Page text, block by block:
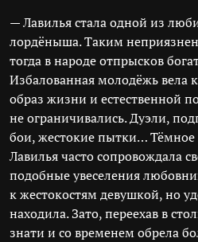
— Лавилья стала одной из
лордёныша. Таким
тогда в народе отпрысков
Избалованная молодёжь вела
образ жизни и естественной
не ограничивались. Дуэли,
бои, жестокие пытки…
Лавилья часто сопровождала
подобные увеселения
к жестокостям девушкой, но
находила. Зато, переехав в
знати и со временем обрела